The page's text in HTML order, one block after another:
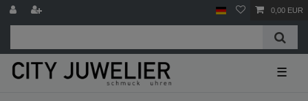
0,00 EUR
☰